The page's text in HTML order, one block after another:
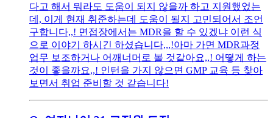
다고 해서 뭐라도 도움이 되지 않을까 하고 지원했었는
데, 이게 현재 취준하는데 도움이 될지 고민되어서 조언
구합니다,,! 면접장에서는 MDR을 할 수 있겠냐 이런 식
으로 이야기 하시긴 하셨습니다,,,!아마 가면 MDR과정
업무 보조하거나 어깨너머로 볼 것같아요,,! 어떻게 하는
것이 좋을까요,,! 인턴을 가지 않으면 GMP 교육 등 찾아
보면서 취업 준비할 것 같습니다!